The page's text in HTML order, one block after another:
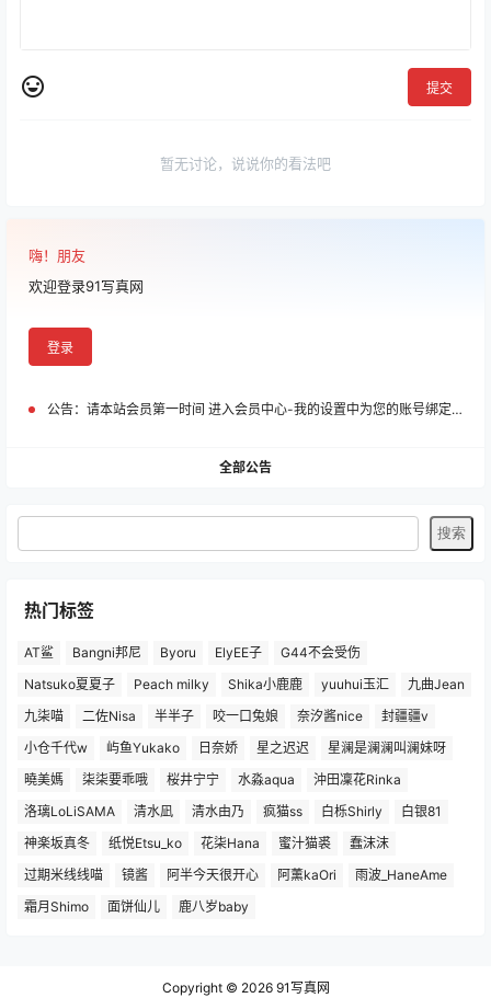
提交
暂无讨论，说说你的看法吧
嗨！朋友
欢迎登录91写真网
登录
公告： 请本站会员第一时间 进入会员中心-我的设置中为您的账号绑定邮箱!
全部公告
热门标签
AT鲨 Bangni邦尼 Byoru ElyEE子
G44不会受伤
Natsuko夏夏子
Peach milky Shika小鹿鹿 yuuhui玉汇
九曲Jean
九柒喵
二佐Nisa 半半子 咬一口兔娘 奈汐酱nice
封疆疆v
小仓千代w
屿鱼Yukako 日奈娇 星之迟迟
星澜是澜澜叫澜妹呀
曉美媽
柒柒要乖哦 桜井宁宁 水淼aqua
沖田凜花Rinka
洛璃LoLiSAMA
清水凪 清水由乃 疯猫ss 白栎Shirly
白银81
神楽坂真冬
纸悦Etsu_ko 花柒Hana 蜜汁猫裘
蠢沫沫
过期米线线喵
镜酱 阿半今天很开心 阿薰kaOri
雨波_HaneAme
霜月Shimo
面饼仙儿 鹿八岁baby
Copyright © 202691写真网